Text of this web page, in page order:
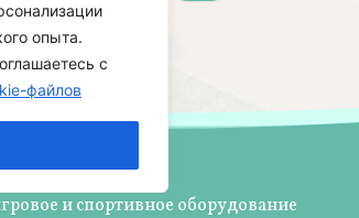
опыта.
с
файлов
и спортивное оборудование